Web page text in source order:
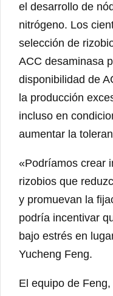
el desarrollo de
nitrógeno. Los
selección de
ACC desaminasa
disponibilidad de
la producción
incluso en
aumentar la
«Podríamos crear
rizobios que
y promuevan la
podría incentivar
bajo estrés en
Yucheng Feng.
El equipo de